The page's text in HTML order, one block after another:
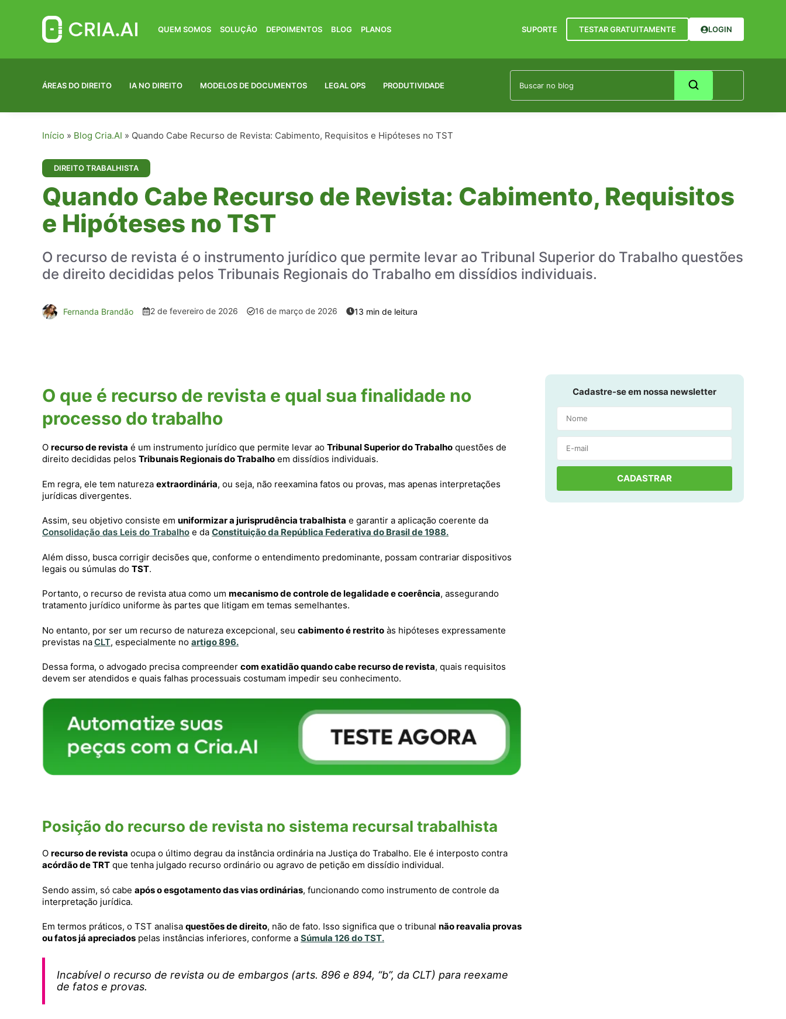
QUEM SOMOS SOLUÇÃO DEPOIMENTOS BLOG PLANOS SUPORTE TESTAR GRATUITAMENTE LOGIN
ÁREAS DO DIREITO IA NO DIREITO MODELOS DE DOCUMENTOS LEGAL OPS PRODUTIVIDADE
Início » Blog Cria.AI » Quando Cabe Recurso de Revista: Cabimento, Requisitos e Hipóteses no TST
DIREITO TRABALHISTA
Quando Cabe Recurso de Revista: Cabimento, Requisitos
e Hipóteses no TST
O recurso de revista é o instrumento jurídico que permite levar ao Tribunal Superior do Trabalho questões
de direito decididas pelos Tribunais Regionais do Trabalho em dissídios individuais.
Fernanda Brandão 2 de fevereiro de 2026 16 de março de 2026
O que é recurso de revista e qual sua finalidade no
processo do trabalho
O recurso de revista é um instrumento jurídico que permite levar ao Tribunal Superior do Trabalho questões de
direito decididas pelos Tribunais Regionais do Trabalho em dissídios individuais.
Em regra, ele tem natureza extraordinária, ou seja, não reexamina fatos ou provas, mas apenas interpretações
jurídicas divergentes.
Assim, seu objetivo consiste em uniformizar a jurisprudência trabalhista e garantir a aplicação coerente da
Consolidação das Leis do Trabalho e da Constituição da República Federativa do Brasil de 1988.
Além disso, busca corrigir decisões que, conforme o entendimento predominante, possam contrariar dispositivos
legais ou súmulas do TST.
Portanto, o recurso de revista atua como um mecanismo de controle de legalidade e coerência, assegurando
tratamento jurídico uniforme às partes que litigam em temas semelhantes.
No entanto, por ser um recurso de natureza excepcional, seu cabimento é restrito às hipóteses expressamente
previstas naCLT, especialmente no artigo 896.
Dessa forma, o advogado precisa compreender com exatidão quando cabe recurso de revista, quais requisitos
devem ser atendidos e quais falhas processuais costumam impedir seu conhecimento.
Posição do recurso de revista no sistema recursal trabalhista
O recurso de revista ocupa o último degrau da instância ordinária na Justiça do Trabalho. Ele é interposto contra
acórdão de TRT que tenha julgado recurso ordinário ou agravo de petição em dissídio individual.
Sendo assim, só cabe após o esgotamento das vias ordinárias, funcionando como instrumento de controle da
interpretação jurídica.
Em termos práticos, o TST analisa questões de direito, não de fato. Isso significa que o tribunal não reavalia provas
ou fatos já apreciados pelas instâncias inferiores, conforme a Súmula 126 do TST.
Incabível o recurso de revista ou de embargos (arts. 896 e 894, “b”, da CLT) para reexame
de fatos e provas.
Cadastre-se em nossa newsletter